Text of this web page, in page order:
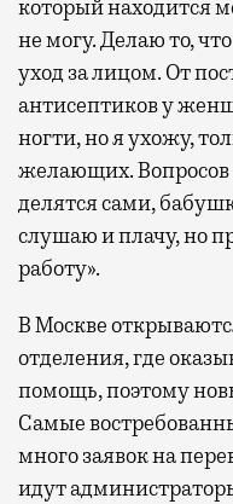
который находится
не могу. Делаю то,
уход за лицом. От
антисептиков у
ногти, но я ухожу,
желающих.
делятся сами,
слушаю и плачу, но
работу».
В Москве
отделения, где
помощь, поэтому
Самые
много заявок на
идут